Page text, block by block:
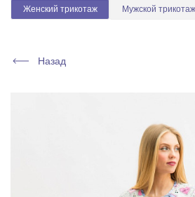
Женский трикотаж Мужской трикотаж
Назад